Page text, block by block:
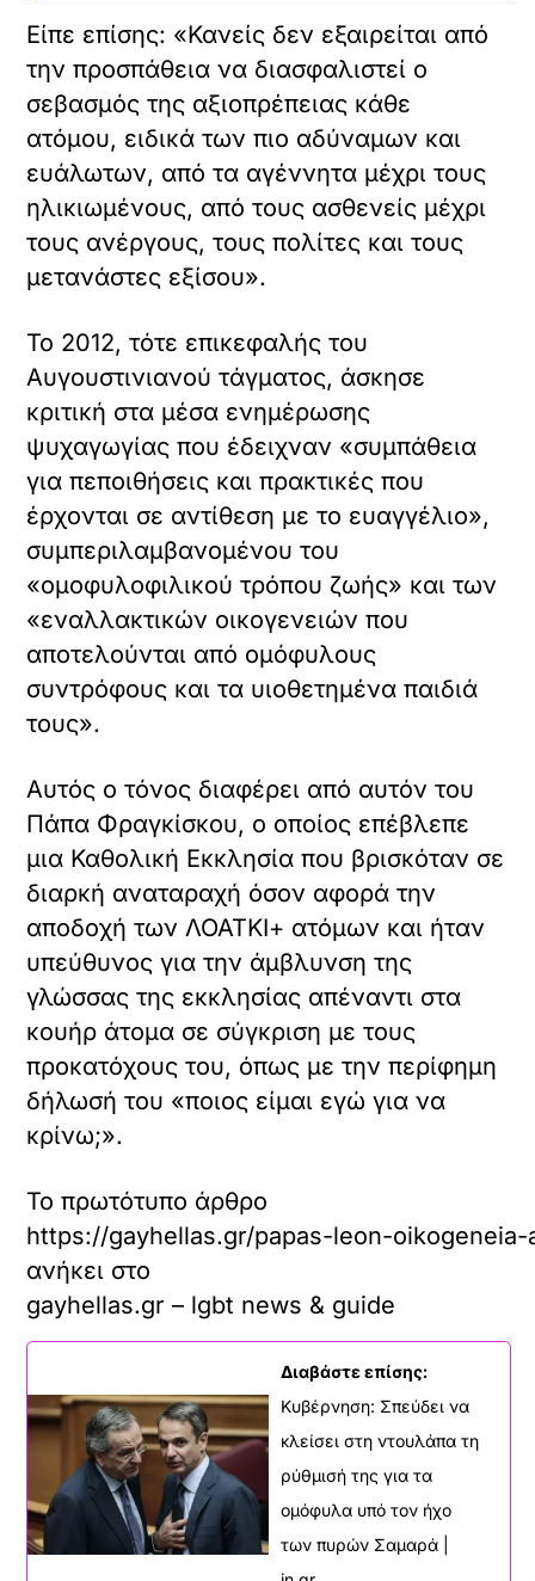
Είπε επίσης: «Κανείς δεν εξαιρείται από
την προσπάθεια να διασφαλιστεί ο
σεβασμός της αξιοπρέπειας κάθε
ατόμου, ειδικά των πιο αδύναμων και
ευάλωτων, από τα αγέννητα μέχρι τους
ηλικιωμένους, από τους ασθενείς μέχρι
τους ανέργους, τους πολίτες και τους
μετανάστες εξίσου».
Το 2012, τότε επικεφαλής του
Αυγουστινιανού τάγματος, άσκησε
κριτική στα μέσα ενημέρωσης
ψυχαγωγίας που έδειχναν «συμπάθεια
για πεποιθήσεις και πρακτικές που
έρχονται σε αντίθεση με το ευαγγέλιο»,
συμπεριλαμβανομένου του
«ομοφυλοφιλικού τρόπου ζωής» και των
«εναλλακτικών οικογενειών που
αποτελούνται από ομόφυλους
συντρόφους και τα υιοθετημένα παιδιά
τους».
Αυτός ο τόνος διαφέρει από αυτόν του
Πάπα Φραγκίσκου, ο οποίος επέβλεπε
μια Καθολική Εκκλησία που βρισκόταν σε
διαρκή αναταραχή όσον αφορά την
αποδοχή των ΛΟΑΤΚΙ+ ατόμων και ήταν
υπεύθυνος για την άμβλυνση της
γλώσσας της εκκλησίας απέναντι στα
κουήρ άτομα σε σύγκριση με τους
προκατόχους του, όπως με την περίφημη
δήλωσή του «ποιος είμαι εγώ για να
κρίνω;».
Το πρωτότυπο άρθρο
https://gayhellas.gr/papas-leon-
ανήκει στο
gayhellas.gr – lgbt news & guide
Διαβάστε επίσης:
Κυβέρνηση: Σπεύδει να
κλείσει στη ντουλάπα τη
ρύθμισή της για τα
ομόφυλα υπό τον ήχο
των πυρών Σαμαρά |